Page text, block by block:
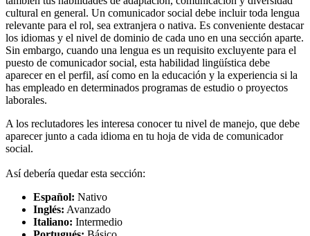
cultural en general. Un comunicador social debe incluir toda lengua
relevante para el rol, sea extranjera o nativa. Es conveniente destacar
los idiomas y el nivel de dominio de cada uno en una sección aparte.
Sin embargo, cuando una lengua es un requisito excluyente para el
puesto de comunicador social, esta habilidad lingüística debe
aparecer en el perfil, así como en la educación y la experiencia si la
has empleado en determinados programas de estudio o proyectos
laborales.
A los reclutadores les interesa conocer tu nivel de manejo, que debe
aparecer junto a cada idioma en tu hoja de vida de comunicador
social.
Así debería quedar esta sección:
Español: Nativo
Inglés: Avanzado
Italiano: Intermedio